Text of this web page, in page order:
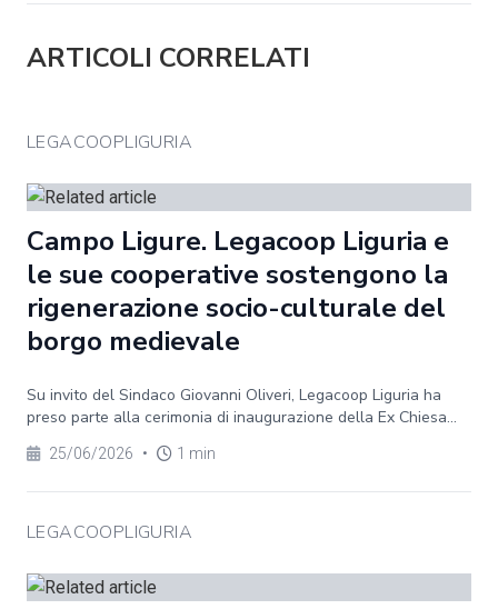
ARTICOLI CORRELATI
LEGACOOPLIGURIA
Campo Ligure. Legacoop Liguria e
le sue cooperative sostengono la
rigenerazione socio-culturale del
borgo medievale
Su invito del Sindaco Giovanni Oliveri, Legacoop Liguria ha
preso parte alla cerimonia di inaugurazione della Ex Chiesa...
25/06/2026 • 1 min
LEGACOOPLIGURIA